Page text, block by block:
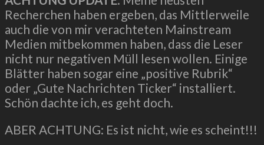
Recherchen haben ergeben, das Mittlerweile
auch die von mir verachteten Mainstream
Medien mitbekommen haben, dass die Leser
nicht nur negativen Müll lesen wollen. Einige
Blätter haben sogar eine „positive Rubrik“
oder „Gute Nachrichten Ticker“ installiert.
Schön dachte ich, es geht doch.
ABER ACHTUNG: Es ist nicht, wie es scheint!!!